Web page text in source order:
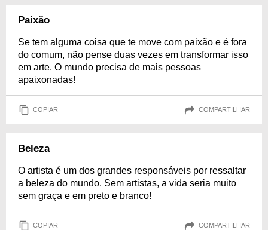
Paixão
Se tem alguma coisa que te move com paixão e é fora
do comum, não pense duas vezes em transformar isso
em arte. O mundo precisa de mais pessoas
apaixonadas!
COPIAR COMPARTILHAR
Beleza
O artista é um dos grandes responsáveis por ressaltar
a beleza do mundo. Sem artistas, a vida seria muito
sem graça e em preto e branco!
COPIAR COMPARTILHAR